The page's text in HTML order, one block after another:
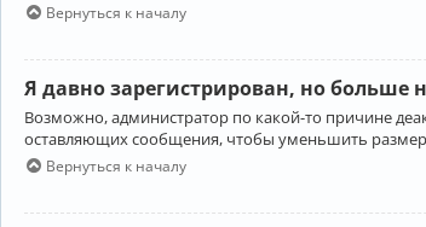
Вернуться к началу
Я давно зарегистрирован, но больше
Возможно, администратор по какой-то причине
оставляющих сообщения, чтобы уменьшить размер
Вернуться к началу